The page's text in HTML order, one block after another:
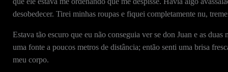
desobedecer. Tirei minhas roupas e fiquei completamente nu,
Estava tão escuro que eu não conseguia ver se don Juan e as
uma fonte a poucos metros de distância; então senti uma brisa
meu corpo.